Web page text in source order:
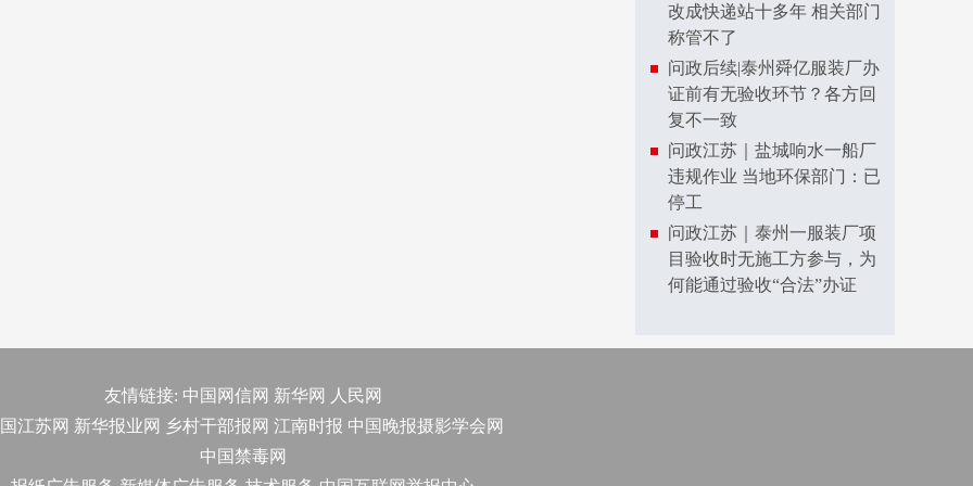
改成快递站十多年 相关部门
称管不了
问政后续|泰州舜亿服装厂办
证前有无验收环节？各方回
复不一致
问政江苏｜盐城响水一船厂
违规作业 当地环保部门：已
停工
问政江苏｜泰州一服装厂项
目验收时无施工方参与，为
何能通过验收“合法”办证
友情链接: 中国网信网 新华网
人民网
江苏网 新华报业网 乡村干部报网 江南时报 中国晚报摄影学会网
中国禁毒网